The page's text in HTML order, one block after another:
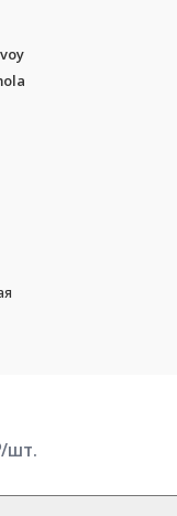
шт.